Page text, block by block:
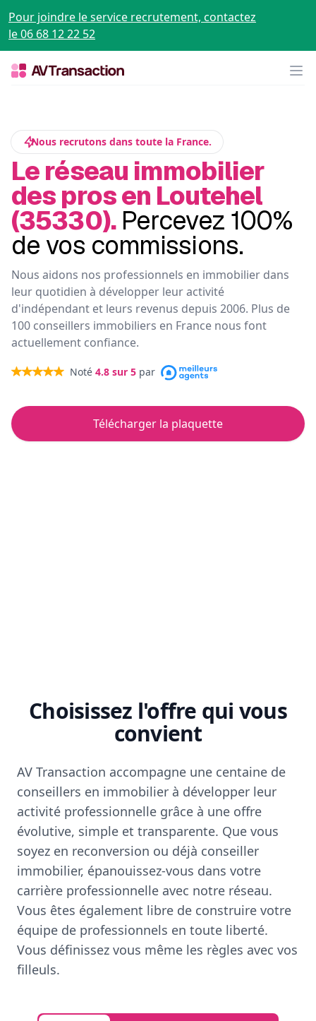
Pour joindre le service recrutement, contactez
le 06 68 12 22 52
Nous recrutons dans toute la France.
Le réseau immobilier
des pros en Loutehel
(35330). Percevez 100%
de vos commissions.
Nous aidons nos professionnels en immobilier dans
leur quotidien à développer leur activité
d'indépendant et leurs revenus depuis 2006. Plus de
100 conseillers immobiliers en France nous font
actuellement confiance.
Noté 4.8 sur 5 par
Télécharger la plaquette
Choisissez l'offre qui vous
convient
AV Transaction accompagne une centaine de
conseillers en immobilier à développer leur
activité professionnelle grâce à une offre
évolutive, simple et transparente. Que vous
soyez en reconversion ou déjà conseiller
immobilier, épanouissez-vous dans votre
carrière professionnelle avec notre réseau.
Vous êtes également libre de construire votre
équipe de professionnels en toute liberté.
Vous définissez vous même les règles avec vos
filleuls.